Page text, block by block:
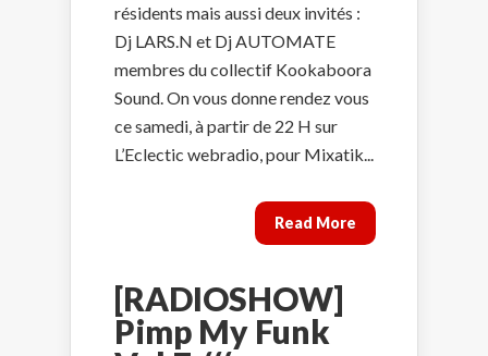
résidents mais aussi deux invités :
Dj LARS.N et Dj AUTOMATE
membres du collectif Kookaboora
Sound. On vous donne rendez vous
ce samedi, à partir de 22 H sur
L’Eclectic webradio, pour Mixatik...
Read More
[RADIOSHOW]
Pimp My Funk